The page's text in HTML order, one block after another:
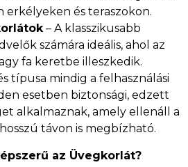
erkélyeken és teraszokon.
– A klasszikusabb
számára ideális, ahol az
fa keretbe illeszkedik.
típusa mindig a felhasználási
esetben biztonsági, edzett
alkalmaznak, amely ellenáll a
távon is megbízható.
az Üvegkorlát?